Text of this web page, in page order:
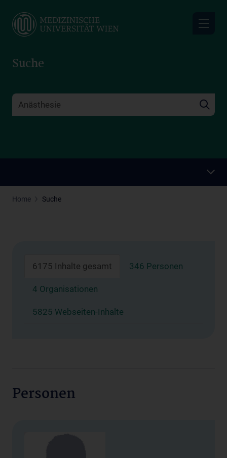
main
Suche
Home Suche
6175 Inhalte gesamt 346 Personen
4 Organisationen
5825 Webseiten-Inhalte
Personen